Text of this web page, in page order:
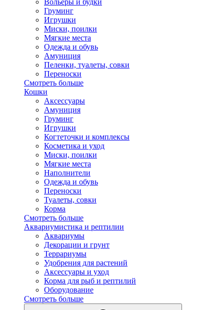
Вольеры и будки
Груминг
Игрушки
Миски, поилки
Мягкие места
Одежда и обувь
Амуниция
Пеленки, туалеты, совки
Переноски
Смотреть больше
Кошки
Аксессуары
Амуниция
Груминг
Игрушки
Когтеточки и комплексы
Косметика и уход
Миски, поилки
Мягкие места
Наполнители
Одежда и обувь
Переноски
Туалеты, совки
Корма
Смотреть больше
Аквариумистика и рептилии
Аквариумы
Декорации и грунт
Террариумы
Удобрения для растений
Аксессуары и уход
Корма для рыб и рептилий
Оборудование
Смотреть больше